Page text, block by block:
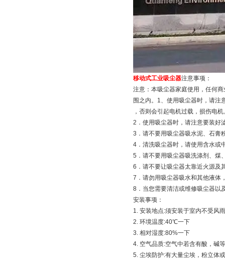
移动式工业吸尘器注意事项：
注意：本吸尘器家庭使用，任何
围之内。1、使用吸尘器时，请注
，否则会引起电机过载，损伤电机
2．使用吸尘器时，请注意要装好
3．请不要用吸尘器吸水泥、石膏
4．清洗吸尘器时，请使用含水或
5．请不要用吸尘器吸洗涤剂、煤
6．请不要让吸尘器太靠近火源及
7．请勿用吸尘器吸水和其他液体
8．当您需要清洁或维修吸尘器以
安装事项：
1. 安装地点:须安装于室内不受风
2. 环境温度:40℃一下
3. 相对湿度:80%一下
4. 空气品质:空气中若含有酸，碱
5. 尘埃防护:有大量尘埃，粉立体